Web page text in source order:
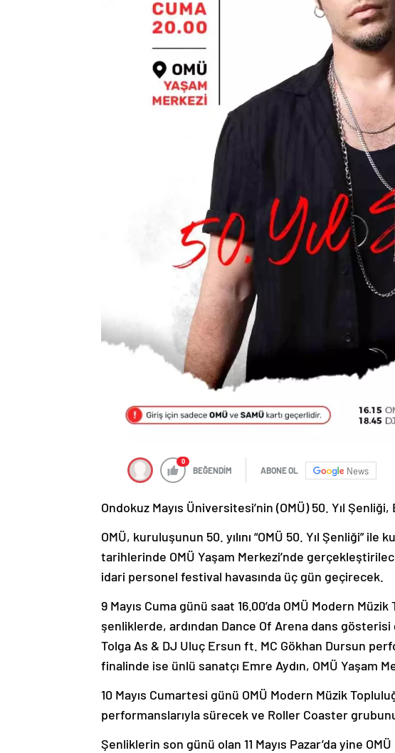
0
BEĞENDİM ABONE OL News
Ondokuz Mayıs Üniversitesi’nin (OMÜ) 50. Yıl
OMÜ, kuruluşunun 50. yılını “OMÜ 50. Yıl Şenliği” ile
tarihlerinde OMÜ Yaşam Merkezi’nde
idari personel festival havasında üç gün geçirecek.
9 Mayıs Cuma günü saat 16.00’da OMÜ Modern
şenliklerde, ardından Dance Of Arena dans
Tolga As & DJ Uluç Ersun ft. MC Gökhan Dursun
finalinde ise ünlü sanatçı Emre Aydın, OMÜ Yaşam
10 Mayıs Cumartesi günü OMÜ Modern Müzik
performanslarıyla sürecek ve Roller Coaster
Şenliklerin son günü olan 11 Mayıs Pazar’da yine